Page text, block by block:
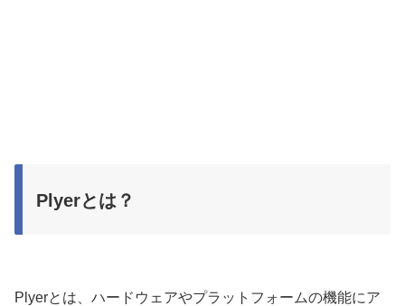
Plyerとは？
Plyerとは、ハードウェアやプラットフォームの機能にア